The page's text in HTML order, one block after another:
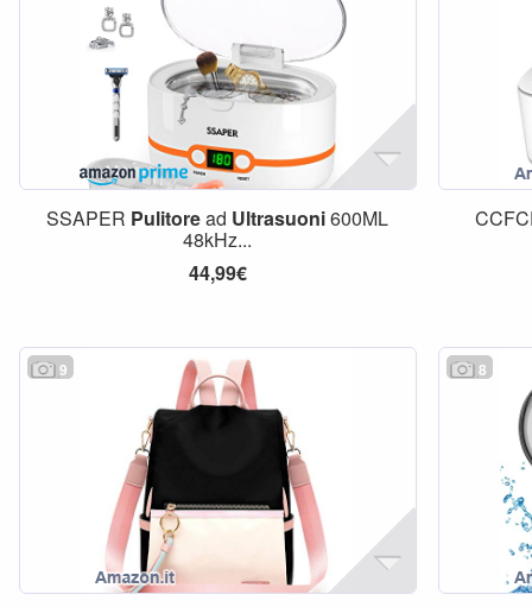
SSAPER Pulitoread Ultrasuoni600ML
48kHz...
44,99€
9 8